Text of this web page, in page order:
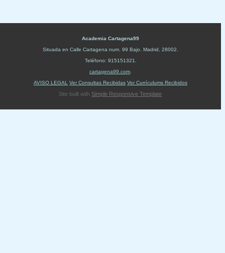
Academia Cartagena99
Situada en Calle Cartagena num. 99 Bajo Madrid 28002
Teléfono: 915151321
cartagena99.com
AVISO LEGAL
Ver Consultas Recibidas Ver Currículums Recibidos
Site built with Simple Responsive Template